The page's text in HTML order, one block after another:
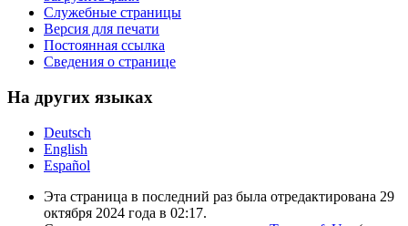
Служебные страницы
Версия для печати
Постоянная ссылка
Сведения о странице
На других языках
Deutsch
English
Español
Эта страница в последний раз была отредактирована 29
октября 2024 года в 02:17.